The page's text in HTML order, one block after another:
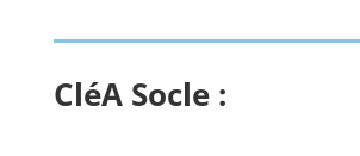
CléA Socle :